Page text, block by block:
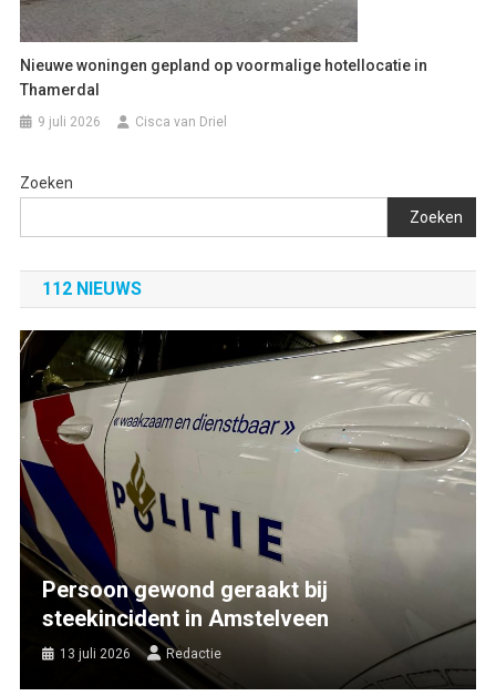
Nieuwe woningen gepland op voormalige hotellocatie in
Thamerdal
9 juli 2026 Cisca van Driel
Zoeken
Zoeken
112 NIEUWS
Persoon gewond geraakt bij
steekincident in Amstelveen
13 juli 2026 Redactie